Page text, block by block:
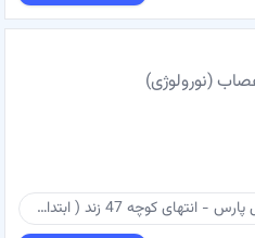
(نورولوژی)
شیراز - خیابان زند - رو به روی هتل پارس - انتهای کوچه 47 زند ( ابتدای کوچه 6 اردیبهشت غربی) - ساختمان نخبگان - طبقه ۲ - مطب دکتر آوا حمیدی